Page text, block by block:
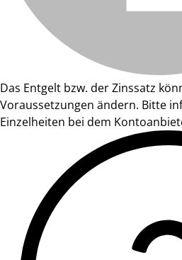
Das Entgelt bzw. der Zinssatz
Voraussetzungen ändern. Bitte
Einzelheiten bei dem